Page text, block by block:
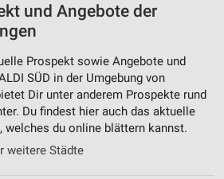
und Angebote der
Prospekt sowie Angebote und
SÜD in der Umgebung von
Dir unter anderem Prospekte rund
Du findest hier auch das aktuelle
welches du online blättern kannst.
weitere Städte